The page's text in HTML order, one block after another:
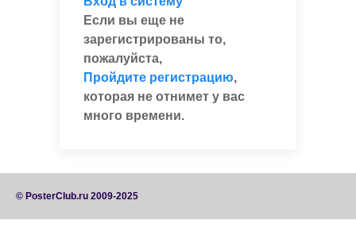
Если вы еще не
зарегистрированы то,
пожалуйста,
Пройдите регистрацию,
которая не отнимет у вас
много времени.
© PosterClub.ru 2009-2025